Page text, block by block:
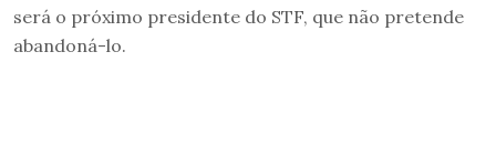
será o próximo presidente do STF, que não pretende
abandoná-lo.